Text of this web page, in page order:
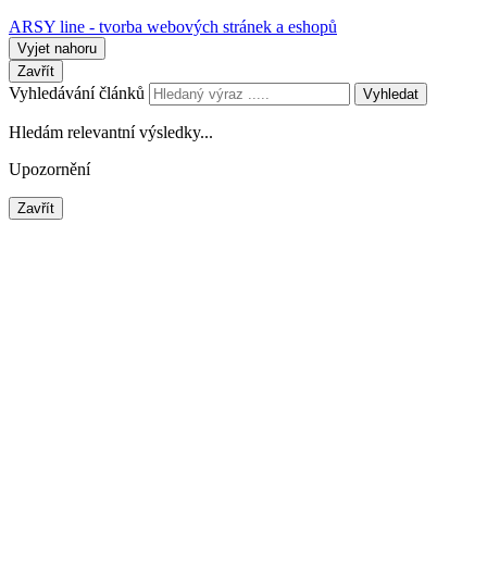
ARSY line - tvorba webových stránek a eshopů
Vyjet nahoru
Zavřít
Vyhledávání článků Vyhledat
Hledám relevantní výsledky...
Upozornění
Zavřít